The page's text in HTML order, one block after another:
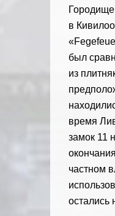
Городище
в
был
из
время
замок 11
частном
остались